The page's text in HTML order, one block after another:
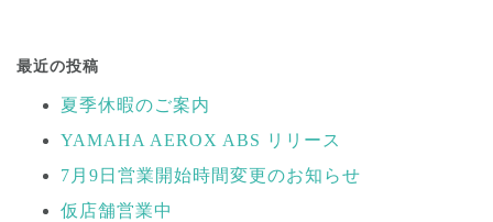
稿
ナ
ゲ
ー
シ
最近の投稿
夏季休暇のご案内
YAMAHA AEROX ABS リリース
7月9日営業開始時間変更のお知らせ
仮店舗営業中